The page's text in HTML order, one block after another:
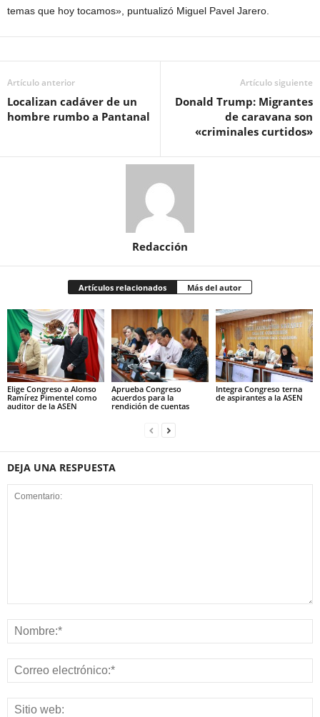
temas que hoy tocamos», puntualizó Miguel Pavel Jarero.
Artículo anterior
Localizan cadáver de un
hombre rumbo a Pantanal
Artículo siguiente
Donald Trump: Migrantes
de caravana son
«criminales curtidos»
Redacción
Artículos relacionados Más del autor
Elige Congreso a Alonso
Ramírez Pimentel como
auditor de la ASEN
Aprueba Congreso
acuerdos para la
rendición de cuentas
Integra Congreso terna
de aspirantes a la ASEN
DEJA UNA RESPUESTA